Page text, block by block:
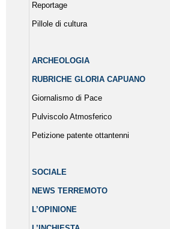
Reportage
Pillole di cultura
ARCHEOLOGIA
RUBRICHE GLORIA CAPUANO
Giornalismo di Pace
Pulviscolo Atmosferico
Petizione patente ottantenni
SOCIALE
NEWS TERREMOTO
L’OPINIONE